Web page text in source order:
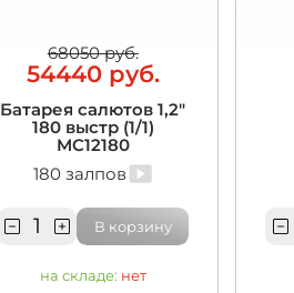
68050 руб.
54440 руб.
Батарея салютов 1,2"
180 выстр (1/1)
MC12180
180 залпов
В корзину
на складе: нет